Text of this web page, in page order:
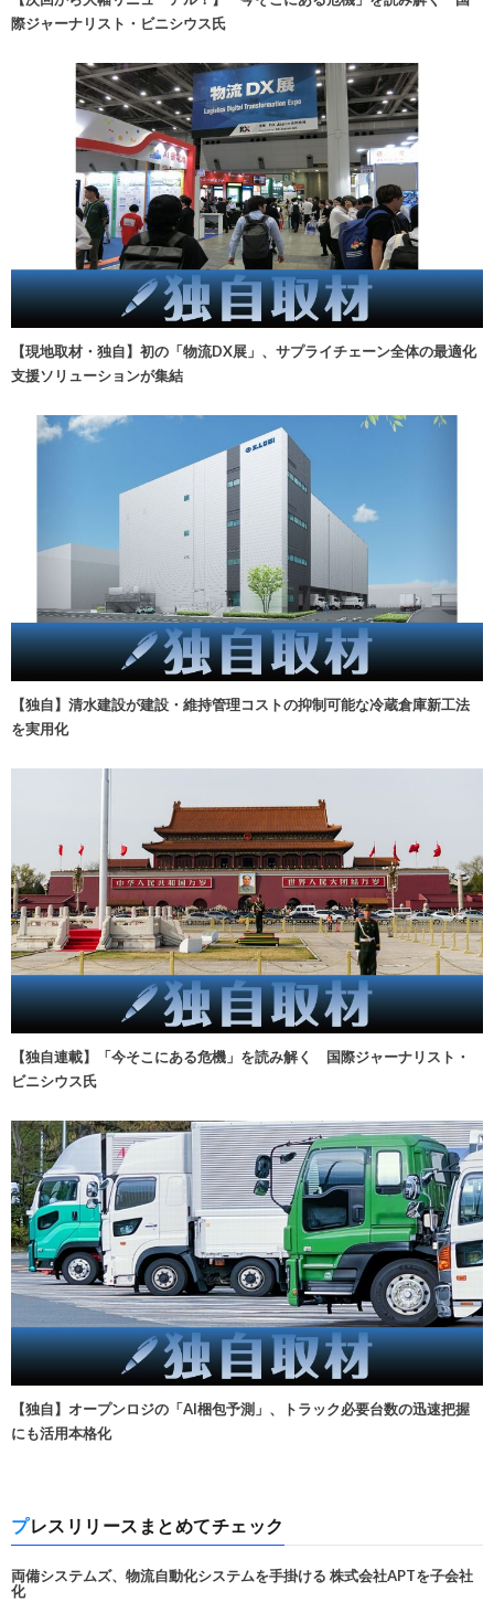
際ジャーナリスト・ビニシウス氏
【現地取材・独自】初の「物流DX展」、サプライチェーン全体の最適化
支援ソリューションが集結
【独自】清水建設が建設・維持管理コストの抑制可能な冷蔵倉庫新工法
を実用化
【独自連載】「今そこにある危機」を読み解く 国際ジャーナリスト・
ビニシウス氏
【独自】オープンロジの「AI梱包予測」、トラック必要台数の迅速把握
にも活用本格化
プレスリリースまとめてチェック
両備システムズ、物流自動化システムを手掛ける 株式会社APTを子会社
化